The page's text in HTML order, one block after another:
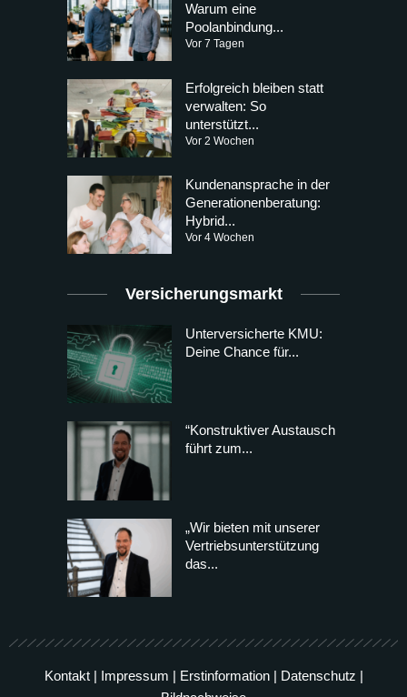
Warum eine
Poolanbindung...
Vor 7 Tagen
Erfolgreich bleiben statt
verwalten: So
unterstützt...
Vor 2 Wochen
Kundenansprache in der
Generationenberatung:
Hybrid...
Vor 4 Wochen
Versicherungsmarkt
Unterversicherte KMU:
Deine Chance für...
“Konstruktiver Austausch
führt zum...
„Wir bieten mit unserer
Vertriebsunterstützung
das...
Kontakt| Impressum | Erstinformation| Datenschutz |